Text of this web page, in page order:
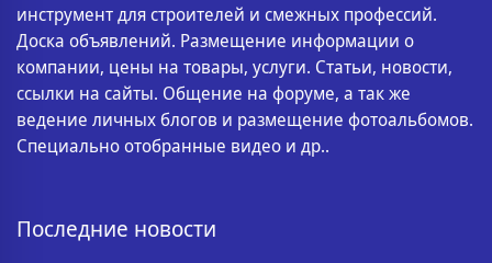
инструмент для строителей и смежных профессий.
Доска объявлений. Размещение информации о
компании, цены на товары, услуги. Статьи, новости,
ссылки на сайты. Общение на форуме, а так же
ведение личных блогов и размещение фотоальбомов.
Специально отобранные видео и др..
Последние новости